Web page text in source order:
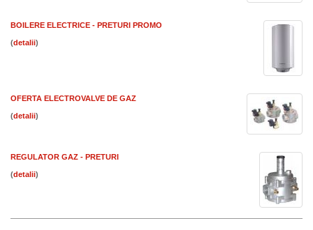
BOILERE ELECTRICE - PRETURI PROMO
( )
OFERTA ELECTROVALVE DE GAZ
( )
REGULATOR GAZ - PRETURI
( )